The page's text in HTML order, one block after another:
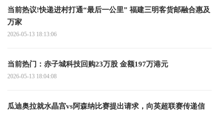
当前热议!快递进村打通“最后一公里” 福建三明客货邮融合惠及
万家
2026-05-13 18:13:06
当前热门：赤子城科技回购23万股 金额197万港元
2026-05-13 18:04:08
瓜迪奥拉就水晶宫vs阿森纳比赛提出请求，向英超联赛传递信